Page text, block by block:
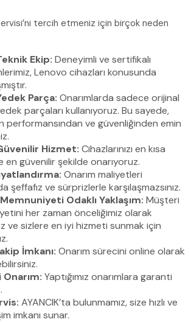
tercih etmeniz için birçok neden
Ekip: Deneyimli ve sertifikalı
Lenovo cihazları konusunda
Parça: Onarımlarda sadece orijinal
parçaları kullanıyoruz. Bu sayede,
performansından ve güvenliğinden emin
Hizmet: Cihazlarınızı en kısa
en güvenilir şekilde onarıyoruz.
Onarım maliyetleri
şeffafız ve sürprizlerle karşılaşmazsınız.
Odaklı Yaklaşım: Müşteri
her zaman önceliğimiz olarak
ve sizlere en iyi hizmeti sunmak için
İmkanı: Onarım sürecini online olarak
Yaptığımız onarımlara garanti
AYANCIK’ta bulunmamız, size hızlı ve
imkanı sunar.